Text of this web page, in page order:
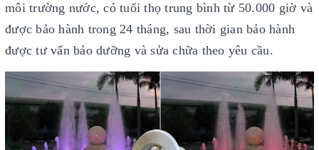
môi trường nước, có tuổi thọ trung bình từ 50.000 giờ và
được bảo hành trong 24 tháng, sau thời gian bảo hành
được tư vấn bảo dưỡng và sửa chữa theo yêu cầu.